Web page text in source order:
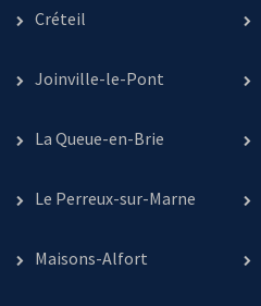
Créteil
Joinville-le-Pont
La Queue-en-Brie
Le Perreux-sur-Marne
Maisons-Alfort